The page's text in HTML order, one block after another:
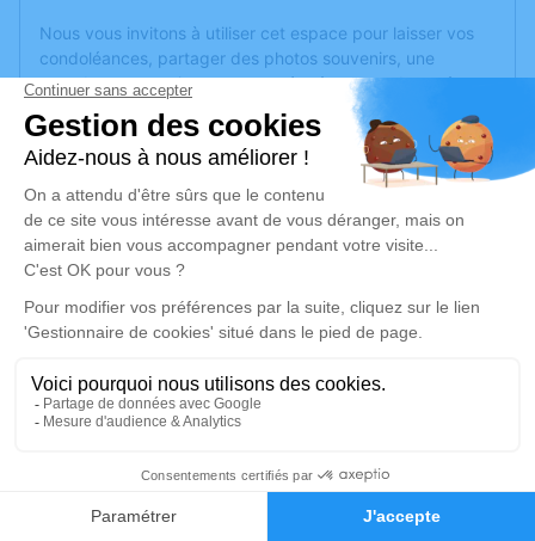
Faire-part Hommages
Nous vous invitons à utiliser cet espace pour laisser vos
condoléances, partager des photos souvenirs, une
anecdote ou exprimer vos pensées à travers des poèmes
ou des textes. Cet endroit est un lieu d'expression dédié à
honorer la mémoire de Vincent ETIENNE.
Un service de plantation d’arbre hommage estdisponible
samedi 29 avril 2023 à 14h30
Église de Le Val-d'Ajol
88340 Le Val-d'Ajol
Je rends hommage